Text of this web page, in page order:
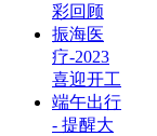
彩回顾
振海医
疗-2023
喜迎开工
端午出行
- 提醒大